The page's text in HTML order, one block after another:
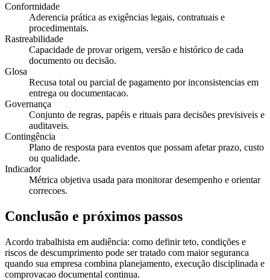
Conformidade
Aderencia prática as exigências legais, contratuais e
procedimentais.
Rastreabilidade
Capacidade de provar origem, versão e histórico de cada
documento ou decisão.
Glosa
Recusa total ou parcial de pagamento por inconsistencias em
entrega ou documentacao.
Governança
Conjunto de regras, papéis e rituais para decisões previsiveis e
auditaveis.
Contingência
Plano de resposta para eventos que possam afetar prazo, custo
ou qualidade.
Indicador
Métrica objetiva usada para monitorar desempenho e orientar
correcoes.
Conclusão e próximos passos
Acordo trabalhista em audiência: como definir teto, condições e
riscos de descumprimento pode ser tratado com maior seguranca
quando sua empresa combina planejamento, execução disciplinada e
comprovacao documental continua.